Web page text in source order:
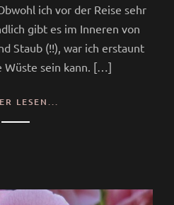
ich vor der Reise sehr
gibt es im Inneren von
Staub (!!), war ich erstaunt
Wüste sein kann. […]
LESEN...